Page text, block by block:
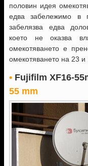
половин идея
едва забележимо в
забелязва едва
което не оказва
омекотяването е
омекотяването на 23
• Fujifilm XF16-
55 mm